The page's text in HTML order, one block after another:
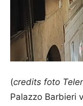
(credits foto
Palazzo Barbieri